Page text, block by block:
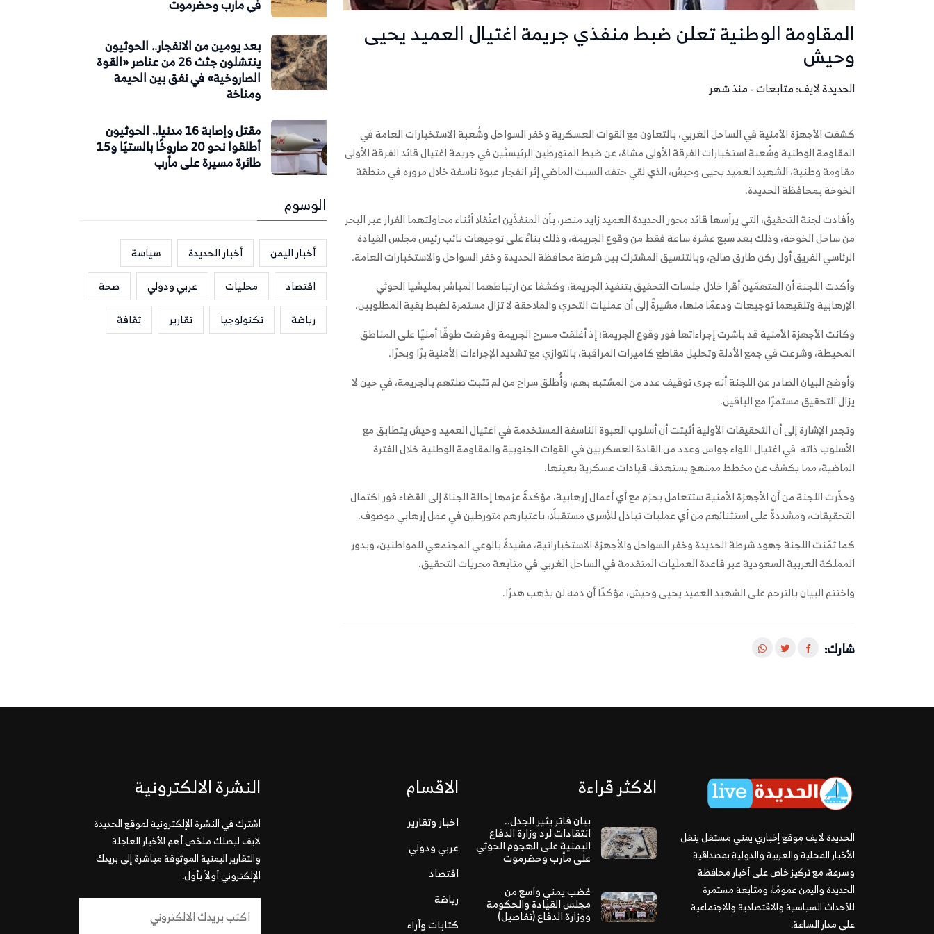
المقاومة الوطنية تعلن ضبط منفذي جريمة اغتيال العميد يحيى
وحيش
الحديدة لايف: متابعات - منذ شهر
كشفت الأجهزة الأمنية في الساحل الغربي، بالتعاون مع القوات العسكرية وخفر السواحل وشُعبة الاستخبارات العامة في
المقاومة الوطنية وشُعبة استخبارات الفرقة الأولى مشاة، عن ضبط المتورطَين الرئيسيَّين في جريمة اغتيال قائد الفرقة الأولى
مقاومة وطنية، الشهيد العميد يحيى وحيش، الذي لقي حتفه السبت الماضي إثر انفجار عبوة ناسفة خلال مروره في منطقة
الخوخة بمحافظة الحديدة.
وأفادت لجنة التحقيق، التي يرأسها قائد محور الحديدة العميد زايد منصر، بأن المنفذَين اعتُقلا أثناء محاولتهما الفرار عبر البحر
من ساحل الخوخة، وذلك بعد سبع عشرة ساعة فقط من وقوع الجريمة، وذلك بناءً على توجيهات نائب رئيس مجلس القيادة
الرئاسي الفريق أول ركن طارق صالح، وبالتنسيق المشترك بين شرطة محافظة الحديدة وخفر السواحل والاستخبارات العامة.
وأكدت اللجنة أن المتهمَين أقرا خلال جلسات التحقيق بتنفيذ الجريمة، وكشفا عن ارتباطهما المباشر بمليشيا الحوثي
الإرهابية وتلقيهما توجيهات ودعمًا منها، مشيرةً إلى أن عمليات التحري والملاحقة لا تزال مستمرة لضبط بقية المطلوبين.
وكانت الأجهزة الأمنية قد باشرت إجراءاتها فور وقوع الجريمة؛ إذ أغلقت مسرح الجريمة وفرضت طوقًا أمنيًا على المناطق
المحيطة، وشرعت في جمع الأدلة وتحليل مقاطع كاميرات المراقبة، بالتوازي مع تشديد الإجراءات الأمنية برًا وبحرًا.
وأوضح البيان الصادر عن اللجنة أنه جرى توقيف عدد من المشتبه بهم، وأُطلق سراح من لم تثبت صلتهم بالجريمة، في حين لا
يزال التحقيق مستمرًا مع الباقين.
وتجدر الإشارة إلى أن التحقيقات الأولية أثبتت أن أسلوب العبوة الناسفة المستخدمة في اغتيال العميد وحيش يتطابق مع
الأسلوب ذاته في اغتيال اللواء جواس وعدد من القادة العسكريين في القوات الجنوبية والمقاومة الوطنية خلال الفترة
الماضية، مما يكشف عن مخطط ممنهج يستهدف قيادات عسكرية بعينها.
وحذّرت اللجنة من أن الأجهزة الأمنية ستتعامل بحزم مع أي أعمال إرهابية، مؤكدةً عزمها إحالة الجناة إلى القضاء فور اكتمال
التحقيقات، ومشددةً على استثنائهم من أي عمليات تبادل للأسرى مستقبلًا، باعتبارهم متورطين في عمل إرهابي موصوف.
كما ثمّنت اللجنة جهود شرطة الحديدة وخفر السواحل والأجهزة الاستخباراتية، مشيدةً بالوعي المجتمعي للمواطنين، وبدور
المملكة العربية السعودية عبر قاعدة العمليات المتقدمة في الساحل الغربي في متابعة مجريات التحقيق.
واختتم البيان بالترحم على الشهيد العميد يحيى وحيش، مؤكدًا أن دمه لن يذهب هدرًا.
شارك:
في مأرب وحضرموت
بعد يومين من الانفجار.. الحوثيون
ينتشلون جثث 26 من عناصر «القوة
الصاروخية» في نفق بين الحيمة
ومناخة
مقتل وإصابة 16 مدنيا.. الحوثيون
أطلقوا نحو 20 صاروخًا بالستيًا و15
طائرة مسيرة على مأرب
الوسوم
أخبار اليمن أخبار الحديدة
سياسة
اقتصاد
محليات عربي ودولي
صحة
رياضة
تكنولوجيا تقارير ثقافة
الحديدة لايف موقع إخباري يمني مستقل ينقل
الأخبار المحلية والعربية والدولية بمصداقية
وسرعة، مع تركيز خاص على أخبار محافظة
الحديدة واليمن عمومًا، ومتابعة مستمرة
للأحداث السياسية والاقتصادية والاجتماعية
على مدار الساعة.
الاكثر قراءة
بيان فاتر يثير الجدل..
انتقادات لرد وزارة الدفاع
اليمنية على الهجوم الحوثي
على مأرب وحضرموت
غضب يمني واسع من
مجلس القيادة والحكومة
ووزارة الدفاع (تفاصيل)
الاقسام
اخبار وتقارير
عربي ودولي
اقتصاد
رياضة
كتابات وآراء
النشرة الالكترونية
اشترك في النشرة الإلكترونية لموقع الحديدة
لايف ليصلك ملخص أهم الأخبار العاجلة
والتقارير اليمنية الموثوقة مباشرة إلى بريدك
الإلكتروني أولاً بأول.